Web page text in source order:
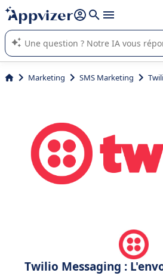
répondre (plusieurs lignes avec
L'IA de Appvizer vous guide dans
logiciel SaaS en entreprise.
Marketing SMS Marketing
Twilio Messaging :